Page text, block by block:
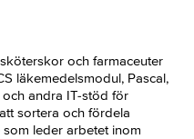
och farmaceuter
läkemedelsmodul, Pascal,
och andra IT-stöd för
sortera och fördela
leder arbetet inom